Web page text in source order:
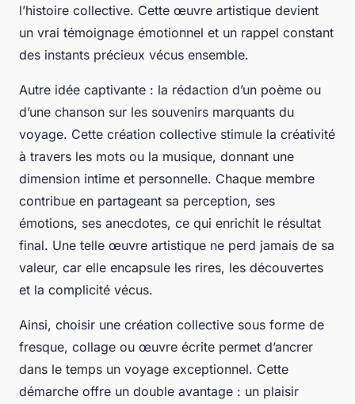
l’histoire collective. Cette œuvre artistique devient
un vrai témoignage émotionnel et un rappel constant
des instants précieux vécus ensemble.
Autre idée captivante : la rédaction d’un poème ou
d’une chanson sur les souvenirs marquants du
voyage. Cette création collective stimule la créativité
à travers les mots ou la musique, donnant une
dimension intime et personnelle. Chaque membre
contribue en partageant sa perception, ses
émotions, ses anecdotes, ce qui enrichit le résultat
final. Une telle œuvre artistique ne perd jamais de sa
valeur, car elle encapsule les rires, les découvertes
et la complicité vécus.
Ainsi, choisir une création collective sous forme de
fresque, collage ou œuvre écrite permet d’ancrer
dans le temps un voyage exceptionnel. Cette
démarche offre un double avantage : un plaisir